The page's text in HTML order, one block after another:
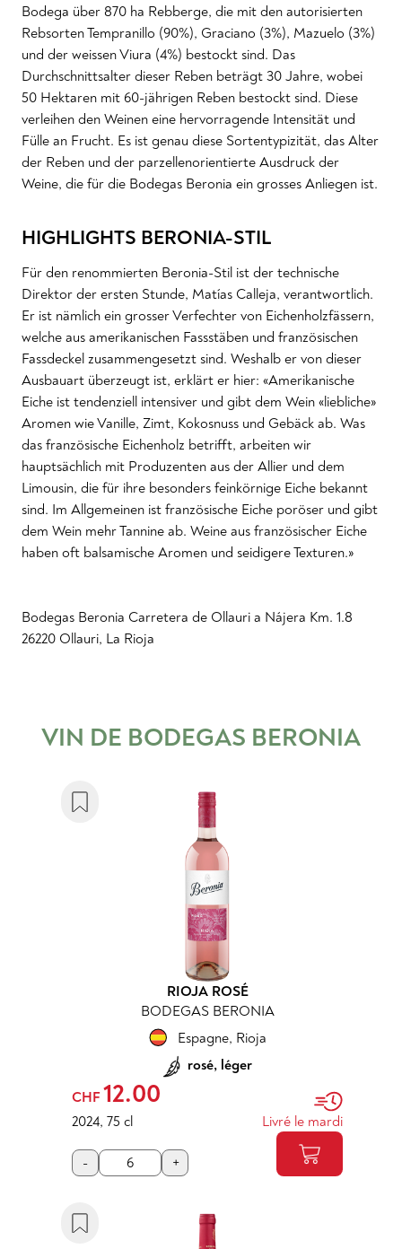
Bodega über 870 ha Rebberge, die mit den autorisierten
Rebsorten Tempranillo (90%), Graciano (3%), Mazuelo (3%)
und der weissen Viura (4%) bestockt sind. Das
Durchschnittsalter dieser Reben beträgt 30 Jahre, wobei
50 Hektaren mit 60-jährigen Reben bestockt sind. Diese
verleihen den Weinen eine hervorragende Intensität und
Fülle an Frucht. Es ist genau diese Sortentypizität, das Alter
der Reben und der parzellenorientierte Ausdruck der
Weine, die für die Bodegas Beronia ein grosses Anliegen ist.
HIGHLIGHTS BERONIA-STIL
Für den renommierten Beronia-Stil ist der technische
Direktor der ersten Stunde, Matías Calleja, verantwortlich.
Er ist nämlich ein grosser Verfechter von Eichenholzfässern,
welche aus amerikanischen Fassstäben und französischen
Fassdeckel zusammengesetzt sind. Weshalb er von dieser
Ausbauart überzeugt ist, erklärt er hier: «Amerikanische
Eiche ist tendenziell intensiver und gibt dem Wein «liebliche»
Aromen wie Vanille, Zimt, Kokosnuss und Gebäck ab. Was
das französische Eichenholz betrifft, arbeiten wir
hauptsächlich mit Produzenten aus der Allier und dem
Limousin, die für ihre besonders feinkörnige Eiche bekannt
sind. Im Allgemeinen ist französische Eiche poröser und gibt
dem Wein mehr Tannine ab. Weine aus französischer Eiche
haben oft balsamische Aromen und seidigere Texturen.»
Bodegas Beronia Carretera de Ollauri a Nájera Km. 1.8
26220 Ollauri, La Rioja
VIN DE BODEGAS BERONIA
RIOJA ROSÉ
BODEGAS BERONIA
Espagne, Rioja
rosé, léger
CHF 12.00
2024, 75 cl Livré le mardi
- +